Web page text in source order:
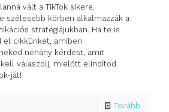
vált a TikTok sikere.
szélesebb körben alkalmazzák a
stratégiájukban. Ha te is
el cikkünket, amiben
néhány kérdést, amit
válaszolj, mielőtt elindítod
ját!
Tovább